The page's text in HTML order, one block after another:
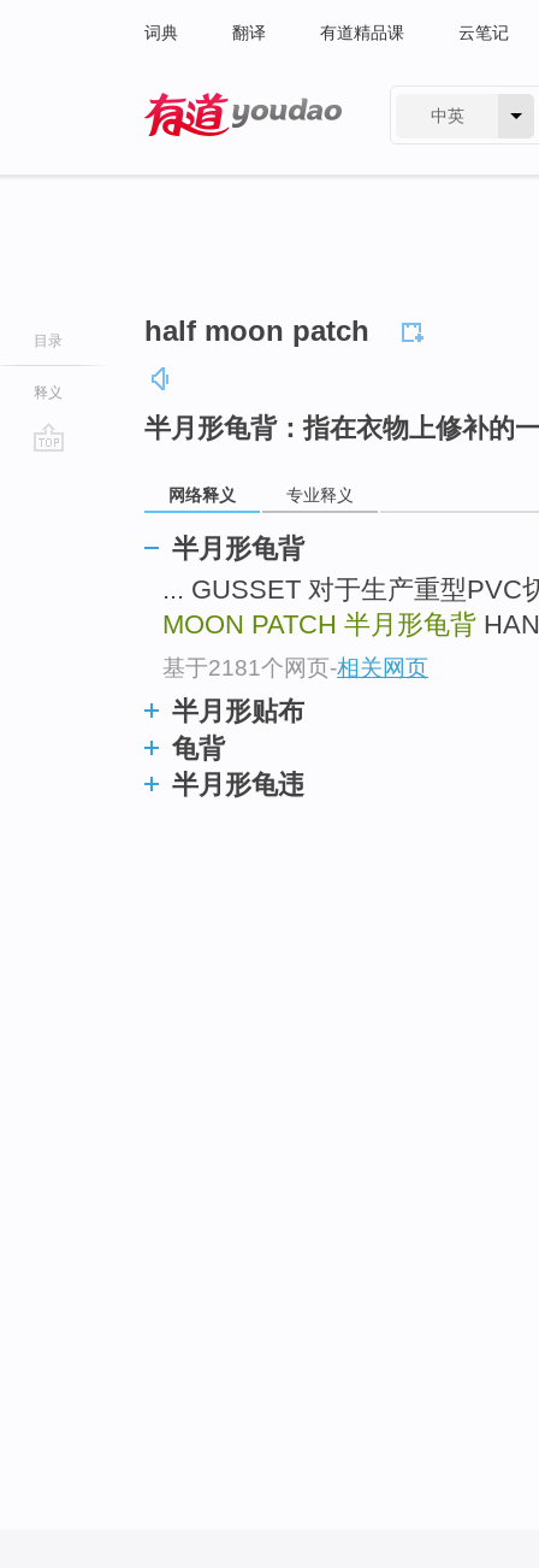
词典 翻译 有道精品课 云笔记
中英
目录
释义
half moon patch
半月形龟背：指在衣物上修补的
网络释义 专业释义
半月形龟背
... GUSSET 对于生产重型PVC
MOON PATCH 半月形龟背
基于2181个网页-相关网页
半月形贴布
龟背
半月形龟违